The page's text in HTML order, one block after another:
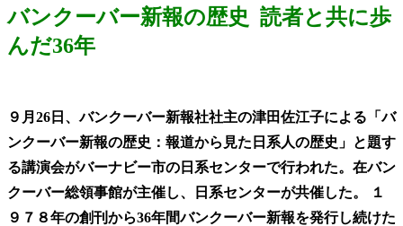
バンクーバー新報の歴史 読者と共に歩
んだ36年
９月26日、バンクーバー新報社社主の津田佐江子による「バ
ンクーバー新報の歴史：報道から見た日系人の歴史」と題す
る講演会がバーナビー市の日系センターで行われた。在バン
クーバー総領事館が主催し、日系センターが共催した。 １
９７８年の創刊から36年間バンクーバー新報を発行し続けた